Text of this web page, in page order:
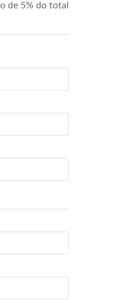
de 5% do total